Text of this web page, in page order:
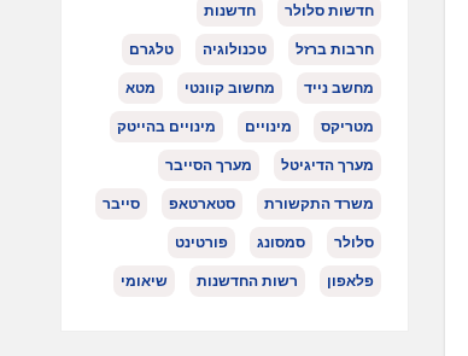
חדשות סלולר חדשנות
חרבות ברזל טכנולוגיה טלגרם
מחשב נייד מחשוב קוונטי מטא
מטריקס מינויים מינויים בהייטק
מערך הדיגיטל מערך הסייבר
משרד התקשורת סטארטאפ סייבר
סלולר סמסונג פורטינט
פלאפון רשות החדשנות שיאומי